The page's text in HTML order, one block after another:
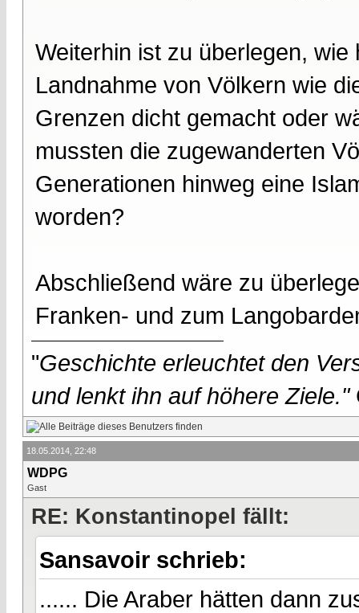
Weiterhin ist zu überlegen,
Landnahme von Völkern wie
Grenzen dicht gemacht oder
mussten die zugewanderten
Generationen hinweg eine
worden?
Abschließend wäre zu
Franken- und zum
"Geschichte erleuchtet den
und lenkt ihn auf höhere Ziele."
18.05.2014, 22:48
WDPG
Gast
RE: Konstantinopel fällt:
Sansavoir schrieb:
...... Die Araber hätten dann